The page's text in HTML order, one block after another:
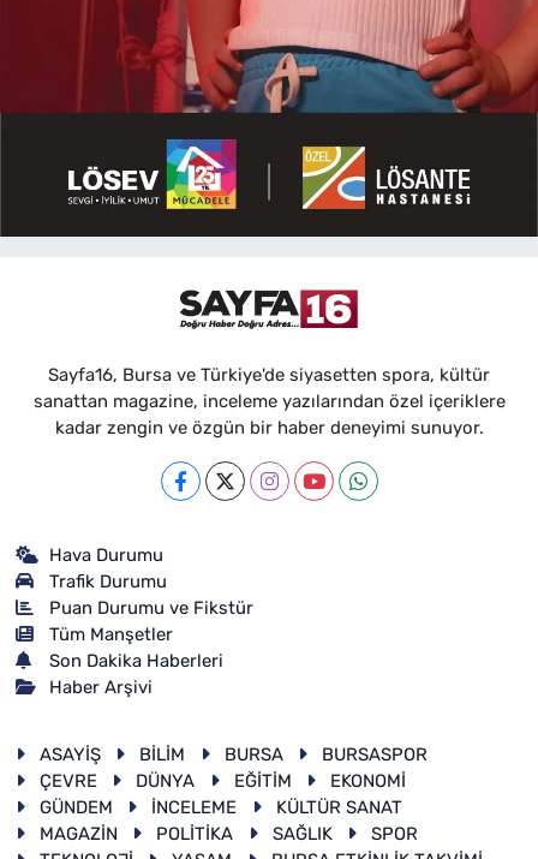
Sayfa16, Bursa ve Türkiye'de siyasetten spora, kültür
sanattan magazine, inceleme yazılarından özel içeriklere
kadar zengin ve özgün bir haber deneyimi sunuyor.
Hava Durumu
Trafik Durumu
Puan Durumu ve Fikstür
Tüm Manşetler
Son Dakika Haberleri
Haber Arşivi
ASAYİŞ BİLİM BURSA
BURSASPOR
ÇEVRE
DÜNYA EĞİTİM
EKONOMİ
GÜNDEM
İNCELEME
KÜLTÜR SANAT
MAGAZİN
POLİTİKA SAĞLIK
SPOR